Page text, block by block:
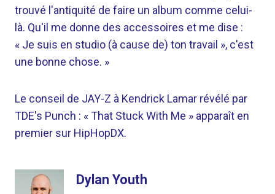
trouvé l'antiquité de faire un album comme celui-
là. Qu'il me donne des accessoires et me dise :
« Je suis en studio (à cause de) ton travail », c'est
une bonne chose. »
Le conseil de JAY-Z à Kendrick Lamar révélé par
TDE's Punch : « That Stuck With Me » apparaît en
premier sur HipHopDX.
Dylan Youth